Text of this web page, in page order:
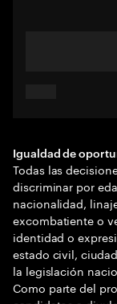
Igualdad de
Todas las
discriminar por
nacionalidad,
excombatiente o
identidad o
estado civil,
la legislación
Como parte del